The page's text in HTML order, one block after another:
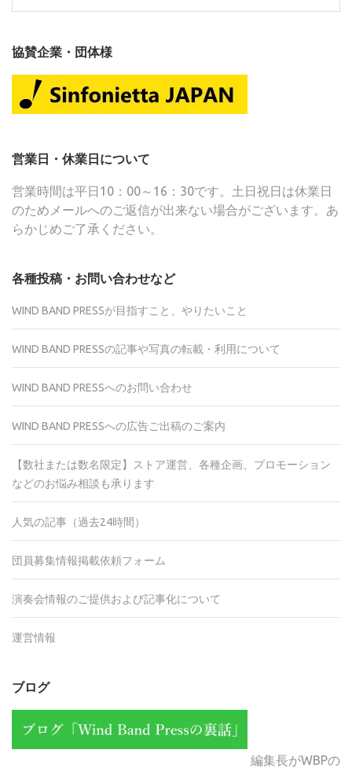
索:
協賛企業・団体様
営業日・休業日について
営業時間は平日10：00～16：30です。土日祝日は休業日
のためメールへのご返信が出来ない場合がございます。あ
らかじめご了承ください。
各種投稿・お問い合わせなど
WIND BAND PRESSが目指すこと、やりたいこと
WIND BAND PRESSの記事や写真の転載・利用について
WIND BAND PRESSへのお問い合わせ
WIND BAND PRESSへの広告ご出稿のご案内
【数社または数名限定】ストア運営、各種企画、プロモーション
などのお悩み相談も承ります
人気の記事（過去24時間）
団員募集情報掲載依頼フォーム
演奏会情報のご提供および記事化について
運営情報
ブログ
編集長がWBPの